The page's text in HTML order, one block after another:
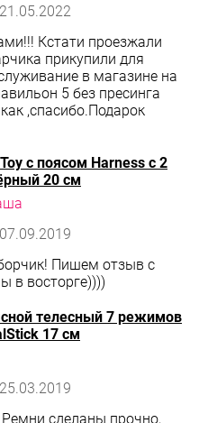
с поясом Harness с 2
20 см
телесный 7 режимов
17 см